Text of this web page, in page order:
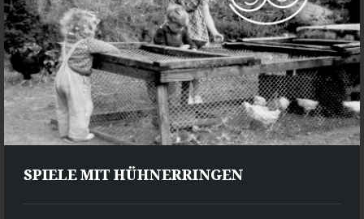
SPIELE MIT HÜHNERRINGEN